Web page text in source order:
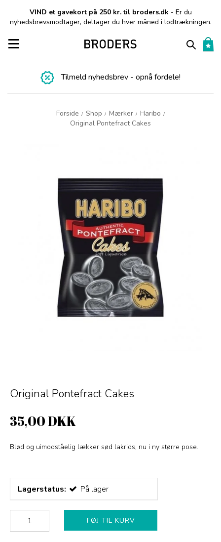
VIND et gavekort på 250 kr. til broders.dk - Er du
nyhedsbrevsmodtager, deltager du hver måned i lodtrækningen.
Toggle navigation
Tilmeld nyhedsbrev - opnå fordele!
Forside / Shop / Mærker / Haribo /
Original Pontefract Cakes
Original Pontefract Cakes
35,00 DKK
Blød og uimodståelig lækker sød lakrids, nu i ny større pose.
Lagerstatus: På lager
FØJ TIL KURV